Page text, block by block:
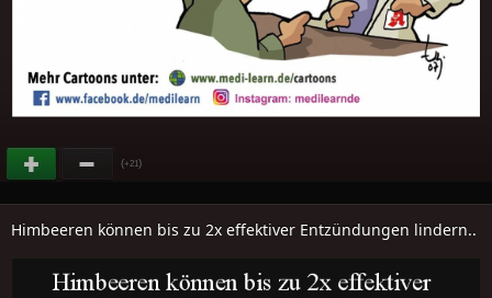
(+21)
Himbeeren können bis zu 2x effektiver Entzündungen lindern..